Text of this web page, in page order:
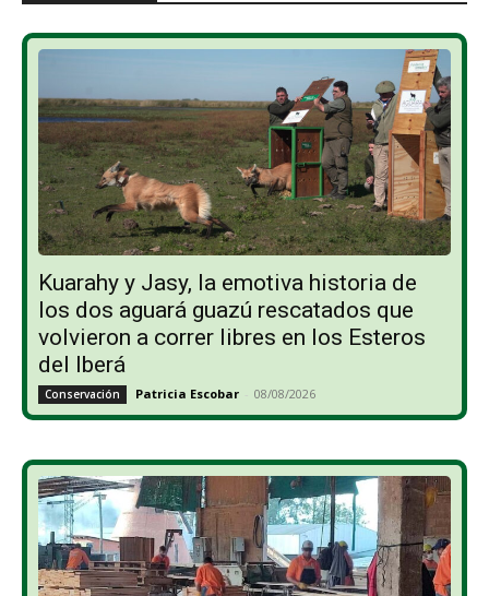
Kuarahy y Jasy, la emotiva historia de
los dos aguará guazú rescatados que
volvieron a correr libres en los Esteros
del Iberá
Conservación Patricia Escobar - 08/08/2026